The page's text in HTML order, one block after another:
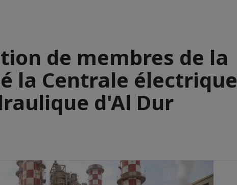
de membres de la
la Centrale électrique
d'Al Dur